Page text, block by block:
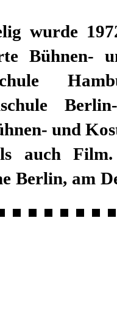
wurde
Bühnen-
und
auch
Berlin, am
am
Häufige
Falk
und